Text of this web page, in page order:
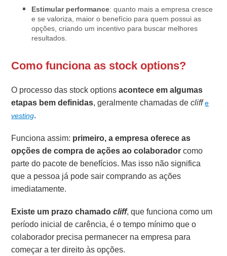
Estimular performance: quanto mais a empresa cresce
e se valoriza, maior o benefício para quem possui as
opções, criando um incentivo para buscar melhores
resultados.
Como funciona as stock options?
O processo das stock optionsacontece em algumas
etapas bem definidas, geralmente chamadas decliffe
vesting.
Funciona assim: primeiro, a empresa oferece as
opções de compra de ações ao colaboradorcomo
parte do pacote de benefícios. Mas isso não significa
que a pessoa já pode sair comprando as ações
imediatamente.
Existe um prazo chamadocliff, que funciona como um
período inicial de carência, é o tempo mínimo que o
colaborador precisa permanecer na empresa para
começar a ter direito às opções.